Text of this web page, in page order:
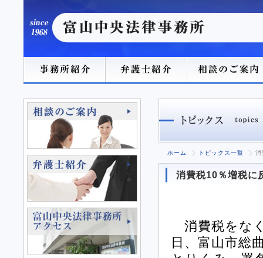
ホーム トピックス一覧 消
消費税10％増税に
消費税をな
日、富山市総